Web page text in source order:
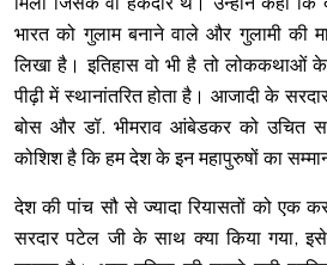
भारत को गुलाम बनाने वाले और गुलामी की
लिखा है। इतिहास वो भी है तो लोककथाओं
पीढ़ी में स्थानांतरित होता है। आजादी के
बोस और डॉ. भीमराव आंबेडकर को उचित
कोशिश है कि हम देश के इन महापुरुषों का
देश की पांच सौ से ज्यादा रियासतों को एक
सरदार पटेल जी के साथ क्या किया गया,